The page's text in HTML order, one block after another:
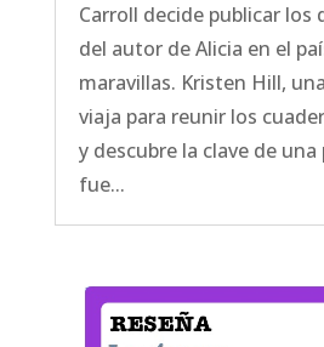
Carroll decide publicar los
del autor de Alicia en el
maravillas. Kristen Hill,
viaja para reunir los
y descubre la clave de
fue...